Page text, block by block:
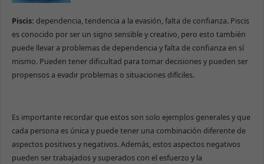
Piscis: dependencia, tendencia a la evasión, falta de confianza. Piscis
es conocido por ser un signo sensible y creativo, pero esto también
puede llevar a problemas de dependencia y falta de confianza en sí
mismo. Pueden tener dificultad para tomar decisiones y pueden ser
propensos a evadir problemas o situaciones difíciles.
Es importante recordar que estos son solo ejemplos generales y que
cada persona es única y puede tener una combinación diferente de
aspectos positivos y negativos. Además, estos aspectos negativos
pueden ser trabajados y superados con el esfuerzo y la